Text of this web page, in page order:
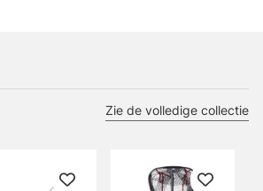
Zie de volledige collectie